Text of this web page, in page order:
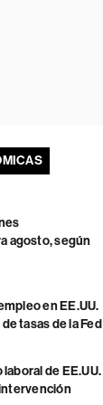
agosto, según
en EE.UU.
tasas de la Fed
de EE.UU.